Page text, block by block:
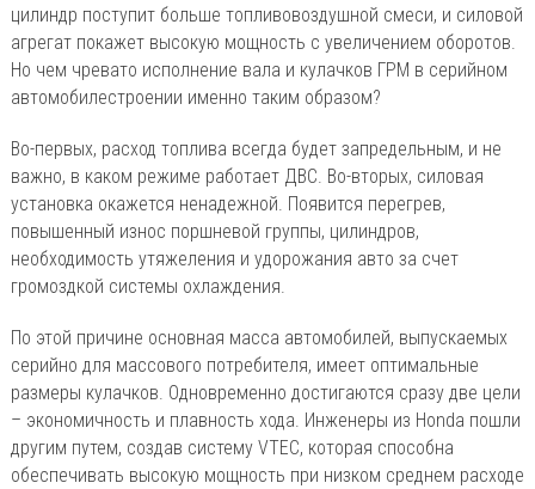
цилиндр поступит больше топливовоздушной смеси, и силовой
агрегат покажет высокую мощность с увеличением оборотов.
Но чем чревато исполнение вала и кулачков ГРМ в серийном
автомобилестроении именно таким образом?
Во-первых, расход топлива всегда будет запредельным, и не
важно, в каком режиме работает ДВС. Во-вторых, силовая
установка окажется ненадежной. Появится перегрев,
повышенный износ поршневой группы, цилиндров,
необходимость утяжеления и удорожания авто за счет
громоздкой системы охлаждения.
По этой причине основная масса автомобилей, выпускаемых
серийно для массового потребителя, имеет оптимальные
размеры кулачков. Одновременно достигаются сразу две цели
– экономичность и плавность хода. Инженеры из Honda пошли
другим путем, создав систему VTEC, которая способна
обеспечивать высокую мощность при низком среднем расходе